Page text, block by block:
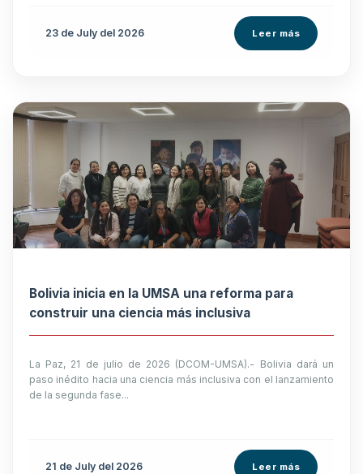
23 de July del 2026 Leer más
Bolivia inicia en la UMSA una reforma para
construir una ciencia más inclusiva
La Paz, 21 de julio de 2026 (DCOM-UMSA).- Bolivia dará un
paso inédito hacia una ciencia más inclusiva con el lanzamiento
de la segunda fase...
21 de July del 2026 Leer más